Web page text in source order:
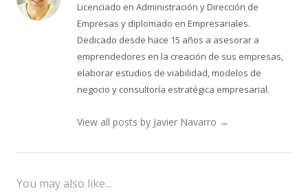
Licenciado en Administración y Dirección de
Empresas y diplomado en Empresariales.
Dedicado desde hace 15 años a asesorar a
emprendedores en la creación de sus empresas,
elaborar estudios de viabilidad, modelos de
negocio y consultoría estratégica empresarial.
View all posts by Javier Navarro →
You may also like...